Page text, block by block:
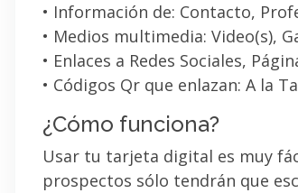
• Información de: Contacto,
• Medios multimedia: Video(s),
• Enlaces a Redes Sociales,
• Códigos Qr que enlazan: A la
¿Cómo funciona?
Usar tu tarjeta digital es muy
prospectos sólo tendrán que